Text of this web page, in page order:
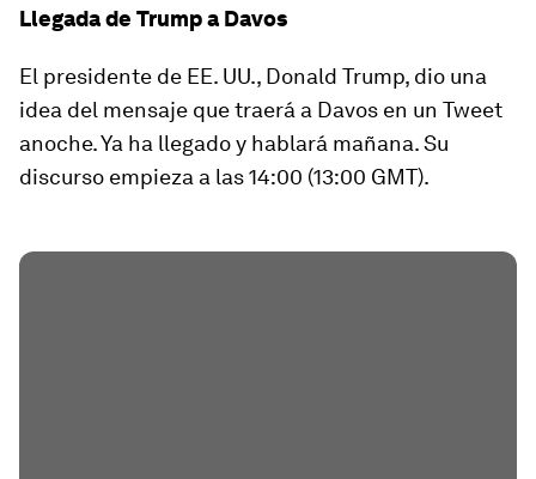
Llegada de Trump a Davos
El presidente de EE. UU., Donald Trump, dio una
idea del mensaje que traerá a Davos en un Tweet
anoche. Ya ha llegado y hablará mañana. Su
discurso empieza a las 14:00 (13:00 GMT).